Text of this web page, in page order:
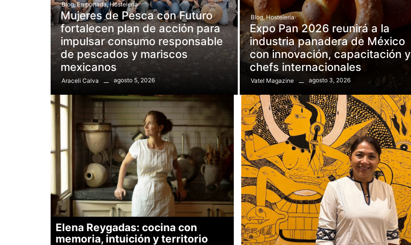
Blog, En portada, Hostelería
Mujeres de Pesca con Futuro
fortalecen plan de acción para
impulsar consumo responsable
de pescados y mariscos
mexicanos
Araceli Calva agosto 5, 2026
Blog, Hostelería
Expo Pan 2026 reunirá a la
industria panadera de México
con innovación, capacitación y
chefs internacionales
Vatel Magazine agosto 3, 2026
Elena Reygadas: cocina con
memoria, intuición y territorio